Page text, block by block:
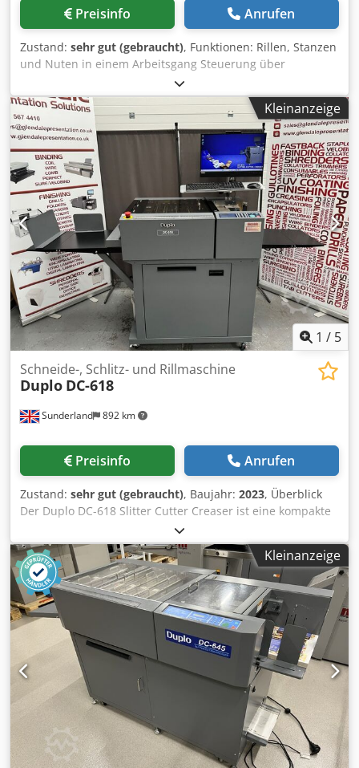
Preisinfo Anrufen
Zustand: sehr gut (gebraucht), Funktionen: Rillen, Stanzen
und Nuten in einem Arbeitsgang Steuerung über
Computer Automatische Bogenpositionierung Maximales
Bogenformat: 370 × 650 mm Hohe Schnittpräzision und
Wiederholgenauigkeit Ideal für digitale Produktion und
Kleinserien Dkodjxtxdfopfx Ah Djr
Kleinanzeige
1 / 5
Sunderland 892 km
Schneide-, Schlitz- und Rillmaschine
Duplo DC-618
Preisinfo Anrufen
Zustand: sehr gut (gebraucht), Baujahr: 2023, Überblick
Der Duplo DC-618 Slitter Cutter Creaser ist eine kompakte
und dennoch leistungsstarke All-in-One-Finishing-Lösung,
die speziell für die Anforderungen moderner digitaler
Druckumgebungen entwickelt wurde. Von Glendale-
Ingenieuren professionell generalüberholt und in
außergewöhnlichem Zustand präsentiert, bietet dieses
2023er Modell (Erstinbetriebnahme 2024) eine seltene
Gelegenheit, eines der beliebtesten und vielseitigsten
Multifunktions-Finishing-Systeme von Duplo zu einem
erheblichen Preisvorteil gegenüber Neuware zu erwerben.
Konzipiert zur Beseitigung weißer Ränder und zur
Vermeidung von Tonerbruch, wie er häufig bei digital
gedruckten Anwendungen auftritt, vereint der DC-618
präzises Schneiden, Rillen und Perforieren in einem
vollautomatischen Prozess. Das System kann in einem
Durchgang bis zu 6 Längsschnitte, 30 Querschnitte und 20
Kleinanzeige